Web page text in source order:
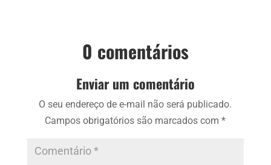
0 comentários
Enviar um comentário
O seu endereço de e-mail não será publicado.
Campos obrigatórios são marcados com*